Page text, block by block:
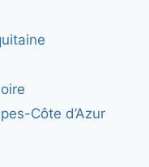
Côte d’Azur